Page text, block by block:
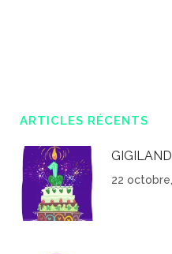
ARTICLES RÉCENTS
22